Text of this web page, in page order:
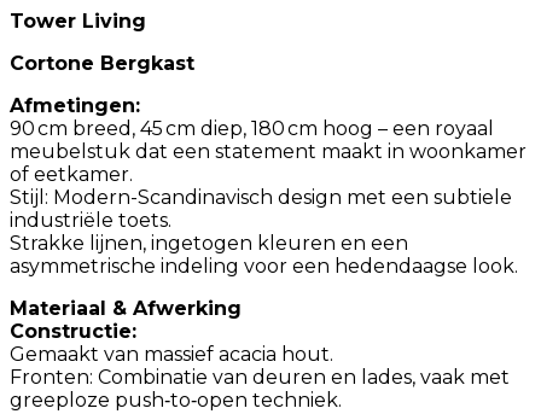
Tower Living
Cortone Bergkast
Afmetingen:
90 cm breed, 45 cm diep, 180 cm hoog – een royaal
meubelstuk dat een statement maakt in woonkamer
of eetkamer.
Stijl: Modern-Scandinavisch design met een subtiele
industriële toets.
Strakke lijnen, ingetogen kleuren en een
asymmetrische indeling voor een hedendaagse look.
Materiaal & Afwerking
Constructie:
Gemaakt van massief acacia hout.
Fronten: Combinatie van deuren en lades, vaak met
greeploze push‑to‑open techniek.